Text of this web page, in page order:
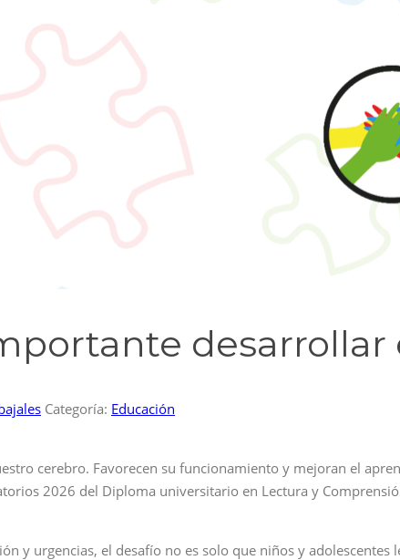
Categoría: Educación
cerebro. Favorecen su funcionamiento y mejoran el
2026 del Diploma universitario en Lectura y
y urgencias, el desafío no es solo que niños y